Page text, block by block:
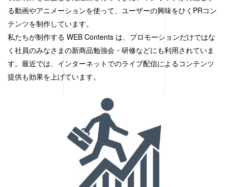
る動画やアニメーションを使って、ユーザーの興味をひくPRコン
テンツを制作しています。
私たちが制作する WEB Contents は、プロモーションだけではな
く社員のみなさまの新商品勉強会・研修などにも利用されていま
す。最近では、インターネットでのライブ配信によるコンテンツ
提供も効果を上げています。